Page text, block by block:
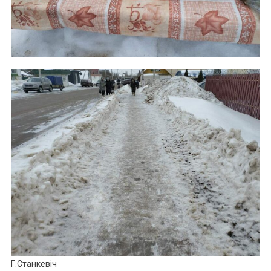
Г.Станкевіч